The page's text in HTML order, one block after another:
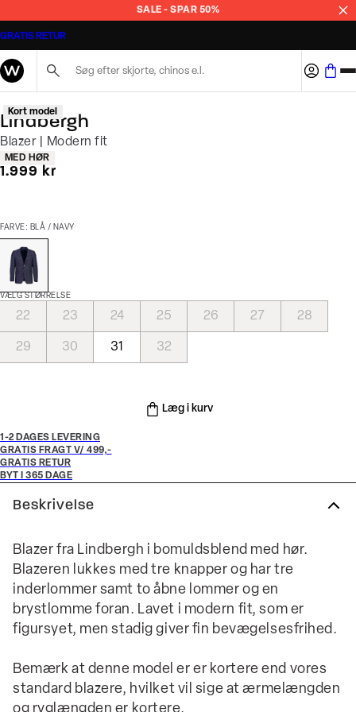
SALE - SPAR 50%
GRATIS RETUR
Kort model
Lindbergh
Blazer | Modern fit
Produkt egenskaber
MED HØR
I alt (inkl. rabat)
1.999 kr
FARVE: BLÅ / NAVY
VÆLG STØRRELSE
22 23 24 25 26 27 28
29 30 31 32
Læg i kurv
1-2 DAGES LEVERING
GRATIS FRAGT V/ 499,-
GRATIS RETUR
BYT I 365 DAGE
Beskrivelse
Blazer fra Lindbergh i bomuldsblend med hør.
Blazeren lukkes med tre knapper og har tre
inderlommer samt to åbne lommer og en
brystlomme foran. Lavet i modern fit, som er
figursyet, men stadig giver fin bevægelsesfrihed.
Bemærk at denne model er er kortere end vores
standard blazere, hvilket vil sige at ærmelængden